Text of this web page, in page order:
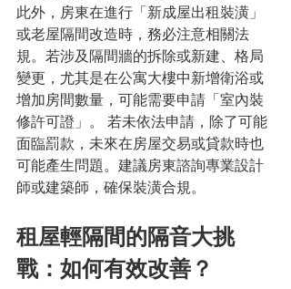
此外，房東在進行「新成屋出租裝潢」
或老屋隔間改造時，務必注意相關法
規。若涉及隔間牆的拆除或新建、格局
變更，尤其是在公寓大樓中新增衛浴或
增加房間數量，可能需要申請「室內裝
修許可證」。 若未依法申請，除了可能
面臨罰款，未來在房屋交易或貸款時也
可能產生問題。建議房東諮詢專業設計
師或建築師，確保裝潢合規。
租屋輕隔間的隔音大挑
戰：如何有效改善？